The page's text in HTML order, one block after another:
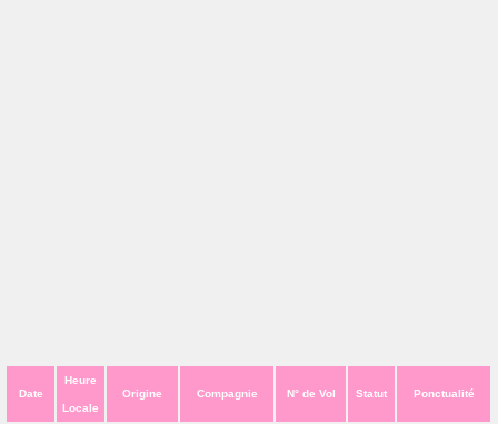
Date
Heure
Locale
Origine Compagnie N° de Vol Statut Ponctualité